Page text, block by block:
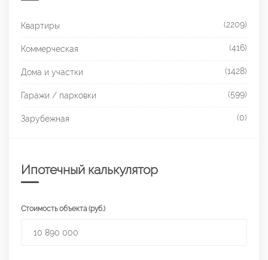
Квартиры (2209)
Коммерческая (416)
Дома и участки (1428)
Гаражи / парковки (599)
Зарубежная (0)
Ипотечный калькулятор
Стоимость объекта (руб.)